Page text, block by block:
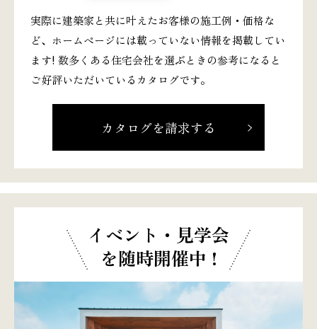
実際に建築家と共に叶えたお客様の施工例・価格な
ど、ホームページには載っていない情報を掲載してい
ます! 数多くある住宅会社を選ぶときの参考になると
ご好評いただいているカタログです。
カタログを請求する
イベント・見学会
を随時開催中 !